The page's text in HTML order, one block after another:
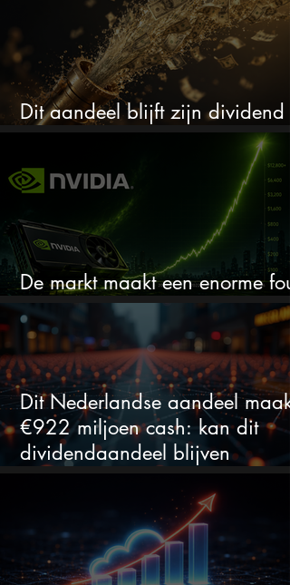
Dit aandeel blijft zijn dividend
verhogen, wat er ook gebeurt
De markt maakt een enorme fout
Dit Nederlandse aandeel maakt
€922 miljoen cash: kan dit
dividendaandeel blijven
verhogen?